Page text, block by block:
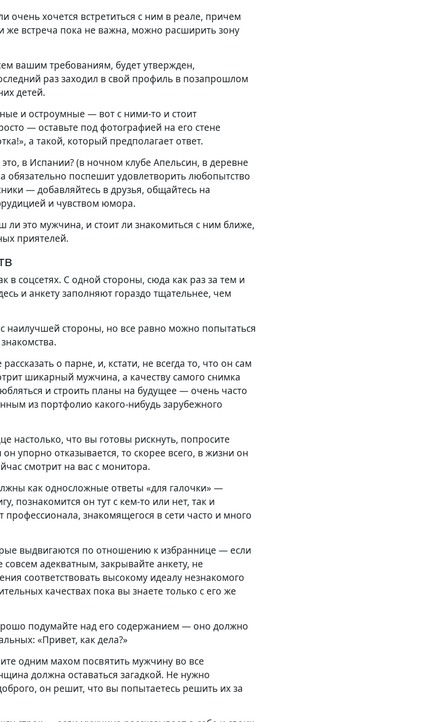
очень хочется встретиться с ним в реале, причем
же встреча пока не важна, можно расширить зону
вашим требованиям, будет утвержден,
раз заходил в свой профиль в позапрошлом
детей.
и остроумные — вот с ними-то и стоит
— оставьте под фотографией на его стене
а такой, который предполагает ответ.
в Испании? (в ночном клубе Апельсин, в деревне
поспешит удовлетворить любопытство
— добавляйтесь в друзья, общайтесь на
и чувством юмора.
ли это мужчина, и стоит ли знакомиться с ним ближе,
приятелей.
в соцсетях. С одной стороны, сюда как раз за тем и
и анкету заполняют гораздо тщательнее, чем
с наилучшей стороны, но все равно можно попытаться
о парне, и, кстати, не всегда то, что он сам
шикарный мужчина, а качеству самого снимка
и строить планы на будущее — очень часто
из портфолио какого-нибудь зарубежного
настолько, что вы готовы рискнуть, попросите
упорно отказывается, то скорее всего, в жизни он
смотрит на вас с монитора.
как односложные ответы «для галочки» —
познакомится он тут с кем-то или нет, так и
знакомящегося в сети часто и много
выдвигаются по отношению к избраннице — если
адекватным, закрывайте анкету, не
соответствовать высокому идеалу незнакомого
качествах пока вы знаете только с его же
подумайте над его содержанием — оно должно
«Привет, как дела?»
одним махом посвятить мужчину во все
должна оставаться загадкой. Не нужно
он решит, что вы попытаетесь решить их за